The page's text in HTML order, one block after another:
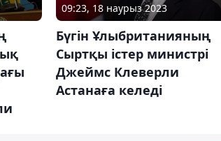
09:23, 18 наурыз 2023
Бүгін Ұлыбританияның
Сыртқы істер министрі
Джеймс Клеверли
Астанаға келеді